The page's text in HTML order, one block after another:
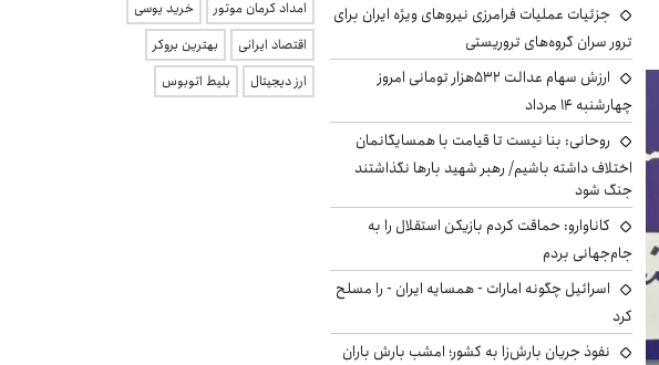
جزئیات عملیات فرامرزی نیروهای ویژه ایران برای
ترور سران گروه‌های تروریستی
ارزش سهام عدالت ۵۳۲هزار تومانی امروز
چهارشنبه ۱۴ مرداد
روحانی: بنا نیست تا قیامت با همسایگانمان
اختلاف داشته باشیم/ رهبر شهید بارها نگذاشتند
جنگ شود
کاناوارو: حماقت کردم بازیکن استقلال را به
جام‌جهانی بردم
اسرائیل چگونه امارات - همسایه ایران - را مسلح
کرد
نفوذ جریان بارش‌زا به کشور؛ امشب بارش باران
امداد کرمان موتور
خرید یوسی
اقتصاد ایرانی
بهترین بروکر
ارز دیجیتال
بلیط اتوبوس